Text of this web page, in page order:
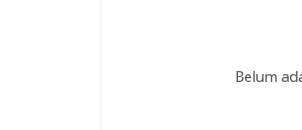
Belum